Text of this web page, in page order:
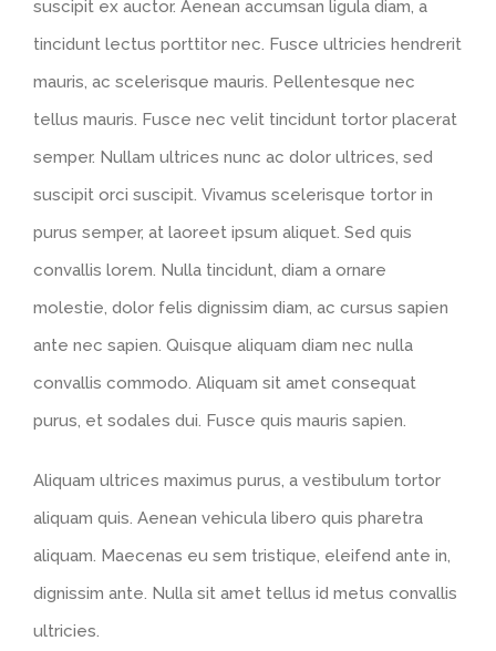
suscipit ex auctor. Aenean accumsan ligula diam, a
tincidunt lectus porttitor nec. Fusce ultricies hendrerit
mauris, ac scelerisque mauris. Pellentesque nec
tellus mauris. Fusce nec velit tincidunt tortor placerat
semper. Nullam ultrices nunc ac dolor ultrices, sed
suscipit orci suscipit. Vivamus scelerisque tortor in
purus semper, at laoreet ipsum aliquet. Sed quis
convallis lorem. Nulla tincidunt, diam a ornare
molestie, dolor felis dignissim diam, ac cursus sapien
ante nec sapien. Quisque aliquam diam nec nulla
convallis commodo. Aliquam sit amet consequat
purus, et sodales dui. Fusce quis mauris sapien.
Aliquam ultrices maximus purus, a vestibulum tortor
aliquam quis. Aenean vehicula libero quis pharetra
aliquam. Maecenas eu sem tristique, eleifend ante in,
dignissim ante. Nulla sit amet tellus id metus convallis
ultricies.